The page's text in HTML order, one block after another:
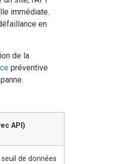
immédiate.
en
de la
préventive
API)
de données